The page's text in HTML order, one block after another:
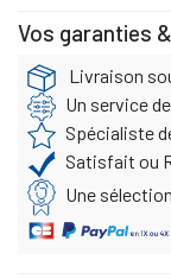
Vos garanties
Livraison
Un service
Spécialiste
Satisfait ou
Une